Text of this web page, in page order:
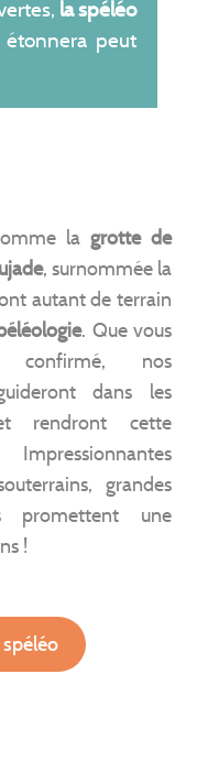
la spéléo
étonnera peut
la grotte de
, surnommée la
autant de terrain
. Que vous
nos
dans les
rendront cette
grandes
promettent une
!